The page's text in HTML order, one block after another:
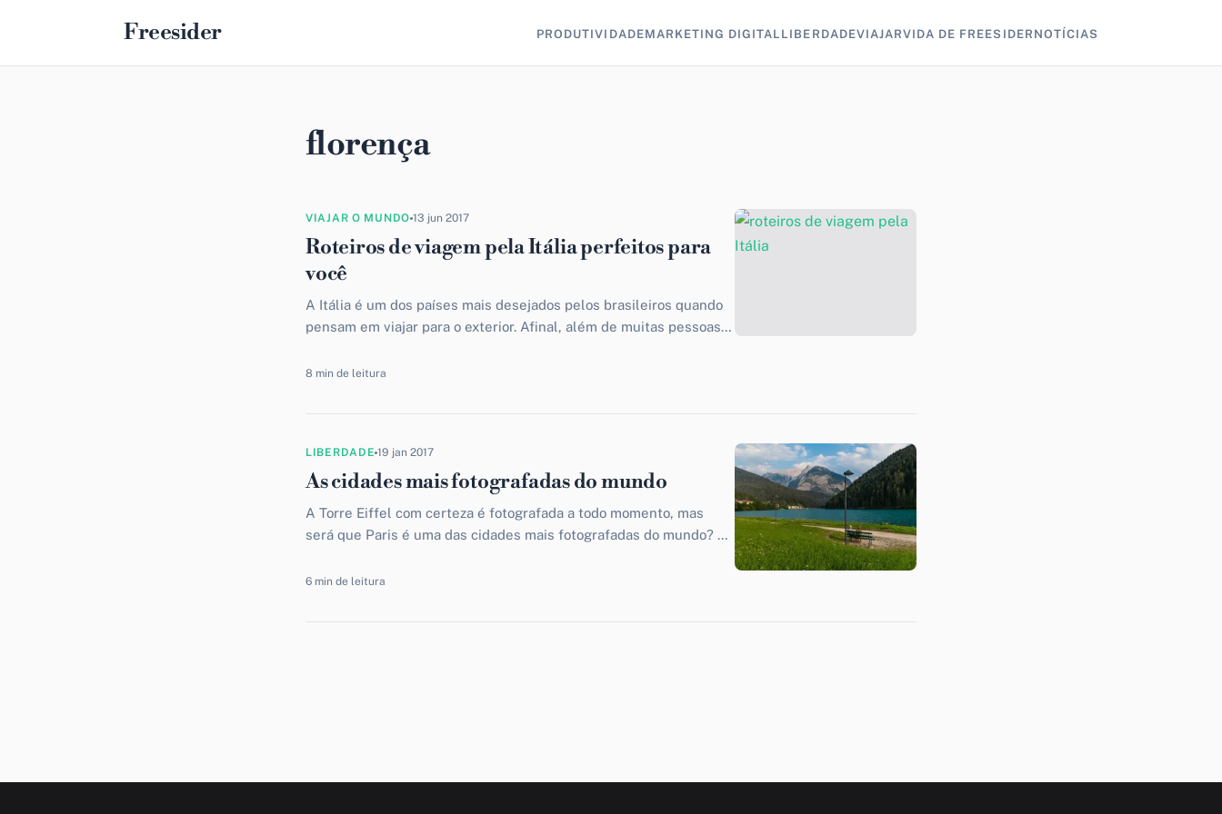
Freesider PRODUTIVIDADEMARKETING DIGITAL LIBERDADEVIAJARVIDA DE FREESIDER NOTÍCIAS
florença
VIAJAR O MUNDO 13 jun 2017
Roteiros de viagem pela Itália perfeitos para
você
A Itália é um dos países mais desejados pelos brasileiros quando
pensam em viajar para o exterior. Afinal, além de muitas pessoas
8 min de leitura
LIBERDADE 19 jan 2017
As cidades mais fotografadas do mundo
A Torre Eiffel com certeza é fotografada a todo momento, mas
será que Paris é uma das cidades mais fotografadas do mundo? O
6 min de leitura